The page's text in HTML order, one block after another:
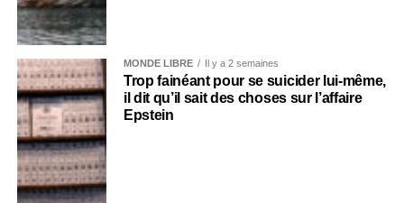
MONDE LIBRE Il y a 2 semaines
Trop fainéant pour se suicider lui-même,
il dit qu’il sait des choses sur l’affaire
Epstein